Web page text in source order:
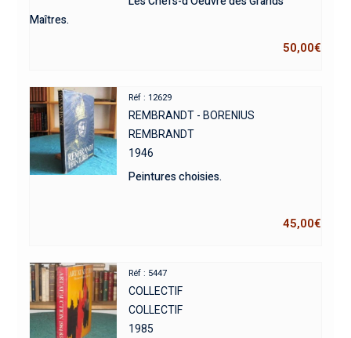
Maîtres.
50,00€
Réf : 12629
REMBRANDT - BORENIUS
REMBRANDT
1946
Peintures choisies.
45,00€
Réf : 5447
COLLECTIF
COLLECTIF
1985